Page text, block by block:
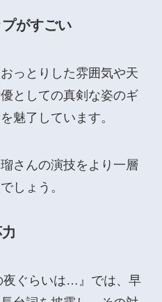
がすごい
っとりした雰囲気や天
としての真剣な姿のギ
魅了しています。
さんの演技をより一層
しょう。
夜ぐらいは…』では、早